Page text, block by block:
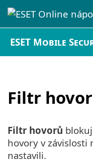
ESET Mobile
Filtr
Filtr hovorů
hovory v závislosti
nastavili.